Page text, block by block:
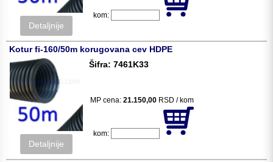
Detaljnije
kom:
Kotur fi-160/50m korugovana cev HDPE
Detaljnije
Šifra: 7461K33
MP cena: 21.150,00 RSD / kom
kom: